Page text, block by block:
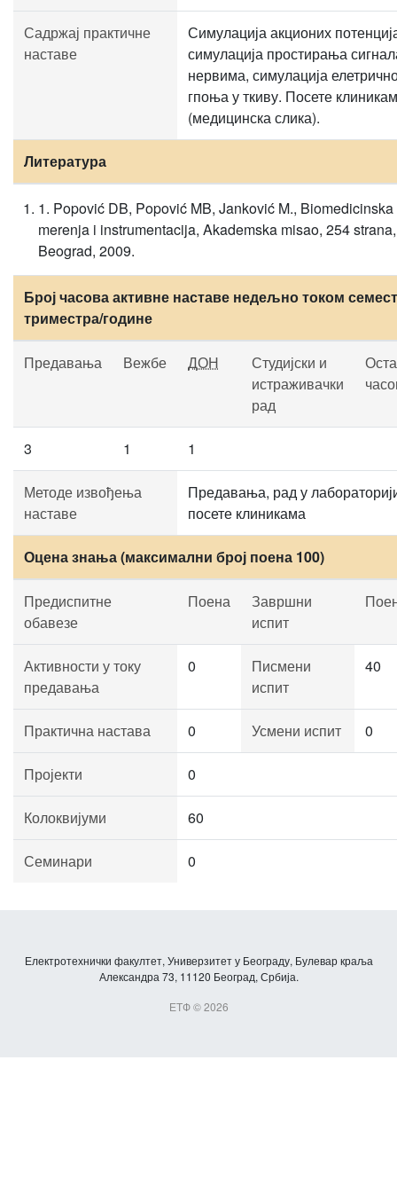
Садржај практичне
наставе
Симулација акционих
симулација простирања
нервима, симулација
гпоња у ткиву. Посете
(медицинска слика).
Литература
1. Popović DB, Popović MB, Janković M., Biomedicinska
merenja i instrumentacija, Akademska misao, 254 strana,
Beograd, 2009.
Број часова активне наставе недељно током
триместра/године
Предавања Вежбе ДОН
Студијски и
истраживачки
рад
3 1 1
Методе извођења
наставе
Предавања, рад у
посете клиникама
Оцена знања (максимални број поена 100)
Предиспитне
обавезе
Поена
Завршни
испит
Активности у току
предавања
0
Писмени
испит
40
Практична настава 0 Усмени испит 0
Пројекти 0
Колоквијуми 60
Семинари 0
Електротехнички факултет, Универзитет у Београду, Булевар краља
Александра 73, 11120 Београд, Србија.
ЕТФ © 2026